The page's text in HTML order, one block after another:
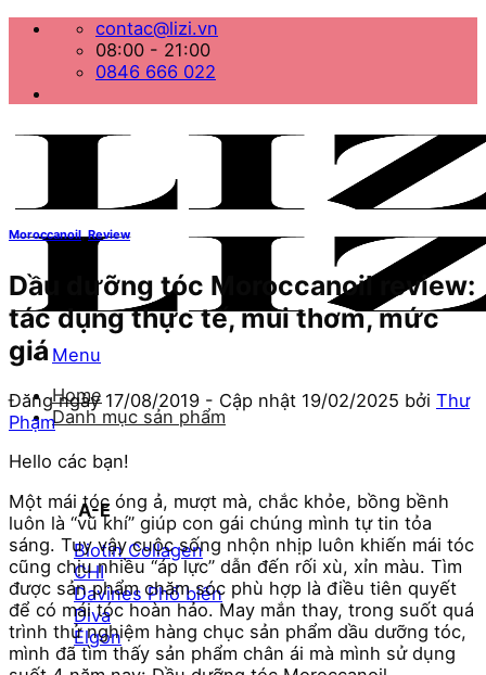
dung
contac@lizi.vn
08:00 - 21:00
0846 666 022
Menu
Home
Danh mục sản phẩm
A-E
Biotin Collagen
CHI
Davines
Diva
Elgon
Moroccanoil,Review
Dầu dưỡng tóc Moroccanoil review:
tác dụng thực tế, mùi thơm, mức
giá
Đăng ngày 17/08/2019 - Cập nhật 19/02/2025 bởi Thư
Phạm
Hello các bạn!
Một mái tóc óng ả, mượt mà, chắc khỏe, bồng bềnh
luôn là “vũ khí” giúp con gái chúng mình tự tin tỏa
sáng. Tuy vậy cuộc sống nhộn nhịp luôn khiến mái tóc
cũng chịu nhiều “áp lực” dẫn đến rối xù, xỉn màu. Tìm
được sản phẩm chăm sóc phù hợp là điều tiên quyết
để có mái tóc hoàn hảo. May mắn thay, trong suốt quá
trình thử nghiệm hàng chục sản phẩm dầu dưỡng tóc,
mình đã tìm thấy sản phẩm chân ái mà mình sử dụng